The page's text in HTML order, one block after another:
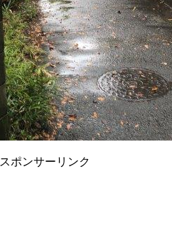
スポンサーリンク